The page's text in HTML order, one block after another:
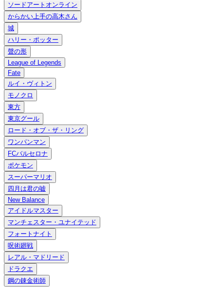
ソードアートオンライン
からかい上手の高木さん
城
ハリー・ポッター
聲の形
League of Legends
Fate
ルイ・ヴィトン
モノクロ
東方
東京グール
ロード・オブ・ザ・リング
ワンパンマン
FCバルセロナ
ポケモン
スーパーマリオ
四月は君の嘘
New Balance
アイドルマスター
マンチェスター・ユナイテッド
フォートナイト
呪術廻戦
レアル・マドリード
ドラクエ
鋼の錬金術師